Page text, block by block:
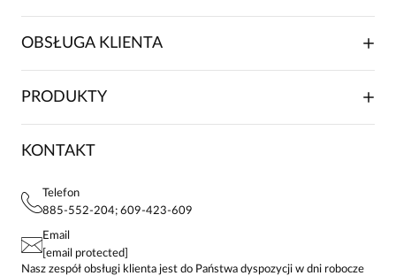
FRANCZYZA
MAPA WITRYNY
KONTAKTY
OBSŁUGA KLIENTA
FAQ
POLITYKA PRYWATNOŚCI
STREFA STAŁEGO KLIENTA
PRODUKTY
KOSZULE DAMSKIE
SPODNIE DAMSKIE
ŻAKIETY I MARYNARKI
KONTAKT
Telefon
885-552-204; 609-423-609
Email
[email protected]
Nasz zespół obsługi klienta jest do Państwa dyspozycji w dni robocze